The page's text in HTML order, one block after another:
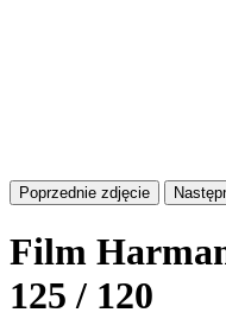
Poprzednie zdjęcie
Film
125 / 120